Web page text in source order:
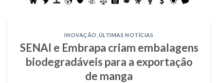
INOVAÇÃO ÚLTIMAS NOTÍCIAS
SENAI e Embrapa criam embalagens
biodegradáveis para a exportação
de manga